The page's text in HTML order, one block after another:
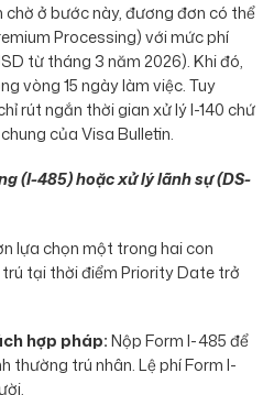
ở bước này, đương đơn có thể
Processing) với mức phí
từ tháng 3 năm 2026). Khi đó,
vòng 15 ngày làm việc. Tuy
rút ngắn thời gian xử lý I-140 chứ
của Visa Bulletin.
(I-485) hoặc xử lý lãnh sự (DS-
lựa chọn một trong hai con
tại thời điểm Priority Date trở
hợp pháp:Nộp Form I-485 để
thường trú nhân. Lệ phí Form I-